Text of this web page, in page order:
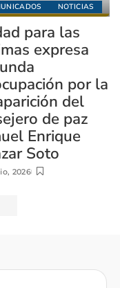
NOTICIAS
para las
expresa
por la
del
de paz
Enrique
Soto
2026